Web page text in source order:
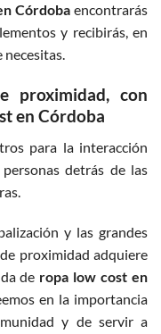
Córdoba encontrarás
y recibirás, en
proximidad, con
en Córdoba
para la interacción
detrás de las
y las grandes
proximidad adquiere
de ropa low cost en
en la importancia
y de servir a